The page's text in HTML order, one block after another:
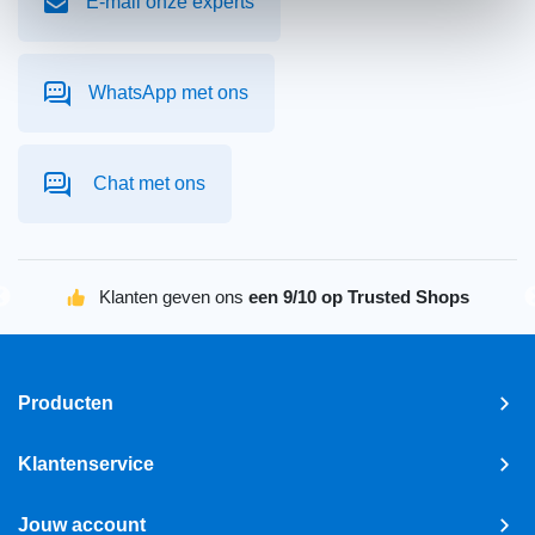
WhatsApp met ons
Chat met ons
Klanten geven ons een 9/10 op Trusted Shops
Producten
Klantenservice
Jouw account